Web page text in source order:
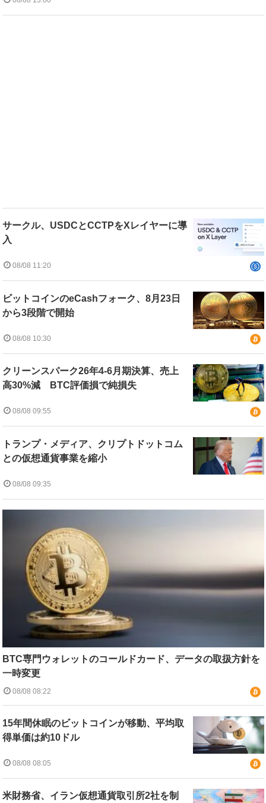
サークル、USDCとCCTPをXレイヤーに導
入
08/08 11:20
ビットコインのeCashフォーク、8月23日
から3段階で開始
08/08 10:30
クリーンスパーク26年4-6月期決算、売上
高30%減 BTC評価損で純損失
08/08 09:55
トランプ・メディア、クリプトドットコム
との仮想通貨事業を縮小
08/08 09:35
BTC専門ウォレットのコールドカード、データの取扱方針を
一時変更
08/08 08:22
15年間休眠のビットコインが移動、平均取
得単価は約10ドル
08/08 08:05
米財務省、イラン仮想通貨取引所2社を制